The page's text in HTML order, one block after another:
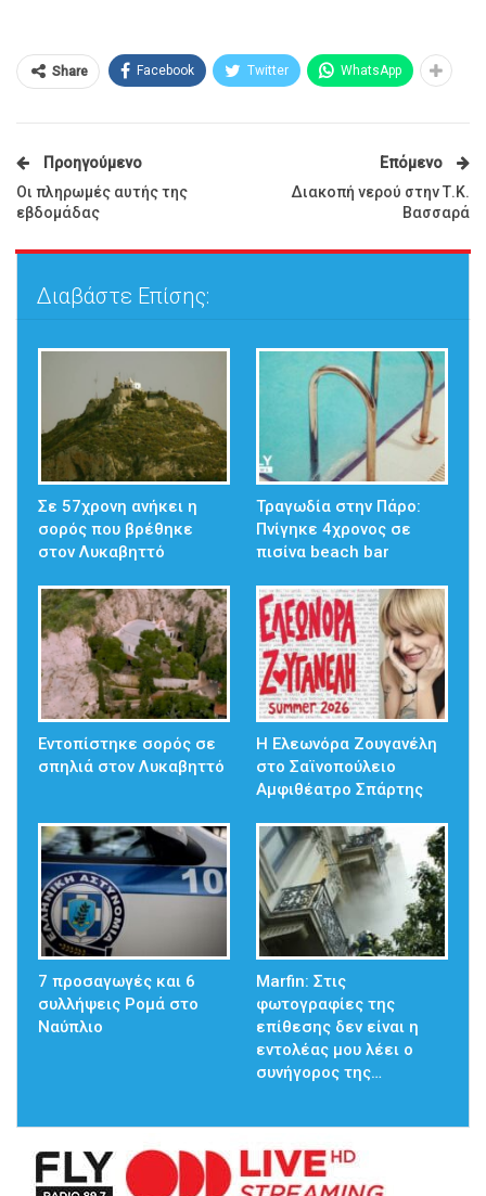
Share Facebook Twitter WhatsApp
Προηγούμενο
Οι πληρωμές αυτής της
εβδομάδας
Επόμενο
Διακοπή νερού στην Τ.Κ.
Βασσαρά
Διαβάστε Επίσης:
Σε 57χρονη ανήκει η
σορός που βρέθηκε
στον Λυκαβηττό
Τραγωδία στην Πάρο:
Πνίγηκε 4χρονος σε
πισίνα beach bar
Εντοπίστηκε σορός σε
σπηλιά στον Λυκαβηττό
Η Ελεωνόρα Ζουγανέλη
στο Σαϊνοπούλειο
Αμφιθέατρο Σπάρτης
7 προσαγωγές και 6
συλλήψεις Ρομά στο
Ναύπλιο
Marfin: Στις
φωτογραφίες της
επίθεσης δεν είναι η
εντολέας μου λέει ο
συνήγορος της…